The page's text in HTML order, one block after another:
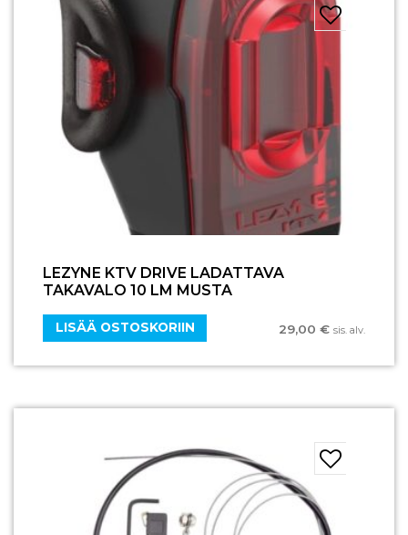
LEZYNE KTV DRIVE LADATTAVA
TAKAVALO 10 LM MUSTA
29,00 € sis. alv.
LISÄÄ OSTOSKORIIN